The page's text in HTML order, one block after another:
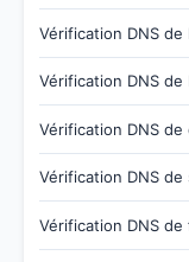
Vérification DNS de
Vérification DNS de
Vérification DNS
Vérification DNS
Vérification DNS